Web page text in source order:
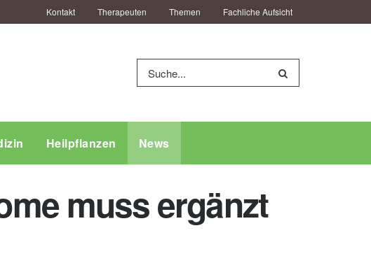
Kontakt Therapeuten Themen Fachliche Aufsicht
Heilpflanzen News
muss ergänzt